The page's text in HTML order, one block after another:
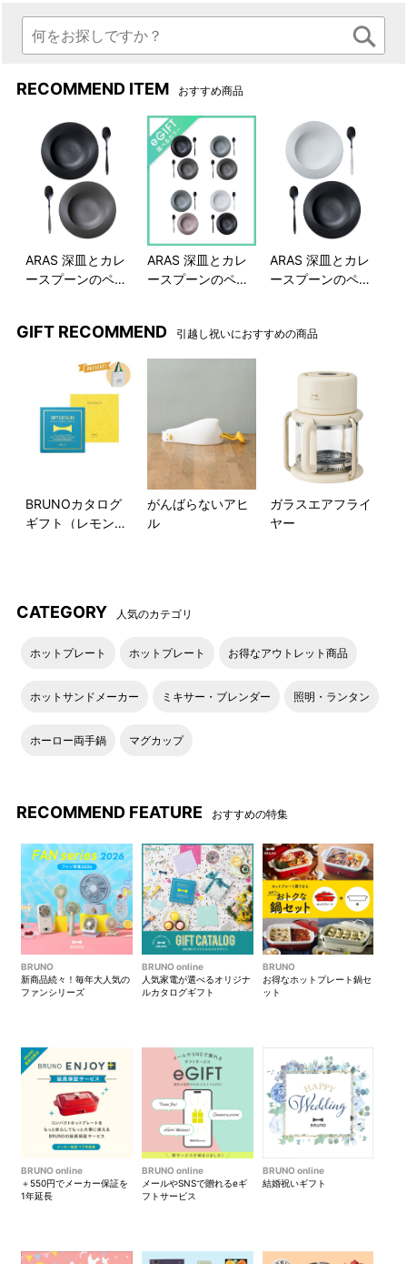
RECOMMEND ITEM おすすめ商品
ARAS 深皿とカレ
ースプーンのペア
ARAS 深皿とカレ
ースプーンのペア
ARAS 深皿とカレ
ースプーンのペア
GIFT RECOMMEND 引越し祝いにおすすめの商品
BRUNOカタログ
ギフト（レモンイ
がんばらないアヒ
ル
ガラスエアフライ
ヤー
CATEGORY 人気のカテゴリ
ホットプレート ホットプレート お得なアウトレット商品
ホットサンドメーカー ミキサー・ブレンダー 照明・ランタン
ホーロー両手鍋 マグカップ
RECOMMEND FEATURE おすすめの特集
BRUNO
新商品続々！毎年大人気の
ファンシリーズ
BRUNO online
人気家電が選べるオリジナ
ルカタログギフト
BRUNO
お得なホットプレート鍋セ
ット
BRUNO online
＋550円でメーカー保証を
1年延長
BRUNO online
メールやSNSで贈れるeギ
フトサービス
BRUNO online
結婚祝いギフト